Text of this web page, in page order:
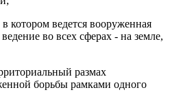
котором ведется вооруженная
во всех сферах - на земле,
размах
борьбы рамками одного